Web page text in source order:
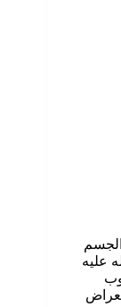
عليه